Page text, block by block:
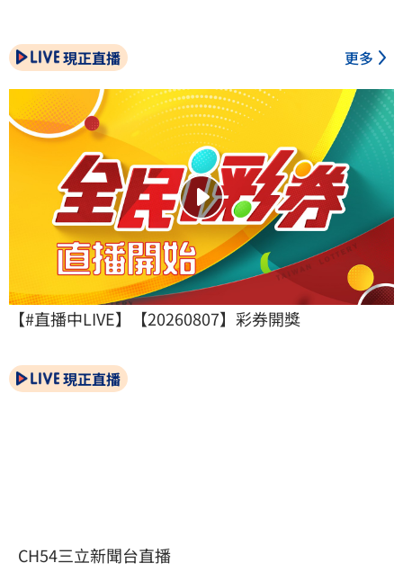
現正直播 更多
【#直播中LIVE】【20260807】彩券開獎
現正直播
CH54三立新聞台直播